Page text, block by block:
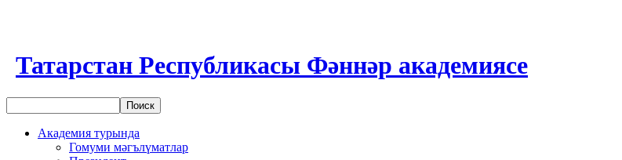
Татарстан Республикасы Фәннәр академиясе
Академия турында
Гомуми мәгълүматлар